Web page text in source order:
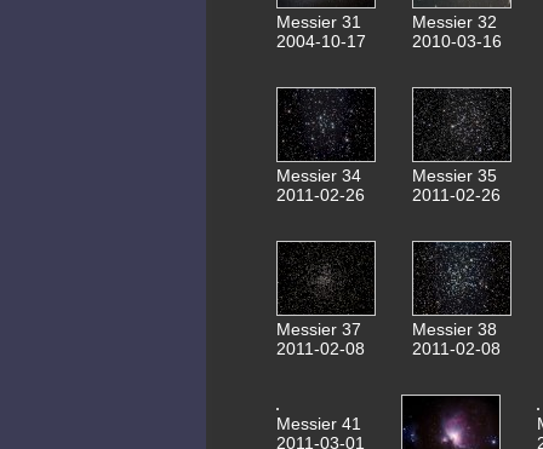
Messier 31
2004-10-17
Messier 32
2010-03-16
Messier 34
2011-02-26
Messier 35
2011-02-26
Messier 37
2011-02-08
Messier 38
2011-02-08
Messier 41
2011-03-01